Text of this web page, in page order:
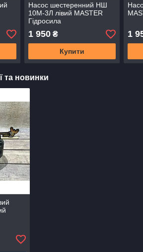
Насос шестеренний НШ
10М-3Л лівий MASTER
Гідросила
1 950₴
Купити
1
та новинки